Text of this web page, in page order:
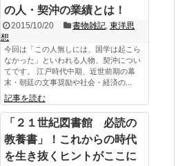
の人・契沖の業績とは！
2015/10/20 書物雑記 ,東洋思
想
今回は「この人無しには、国学は起こら
なかった」といわれる人物、契沖につい
てです。 江戸時代中期、近世前期の幕
末・朝廷の文事奨励や社会・経済の...
記事を読む
「２１世紀図書館 必読の
教養書」！これからの時代
を生き抜くヒントがここに